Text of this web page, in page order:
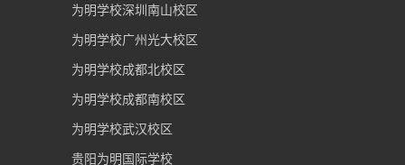
为明学校深圳南山校区
为明学校广州光大校区
为明学校成都北校区
为明学校成都南校区
为明学校武汉校区
贵阳为明国际学校